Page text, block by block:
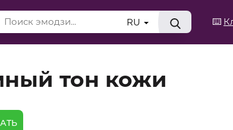
⌨️
RU
тон кожи